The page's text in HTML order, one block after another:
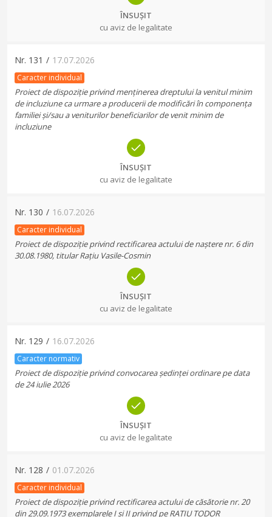
ÎNSUȘIT
cu aviz de legalitate
Nr. 131 / 17.07.2026
Caracter individual
Proiect de dispoziție privind menținerea dreptului la venitul minim
de incluziune ca urmare a producerii de modificări în componența
familiei și/sau a veniturilor beneficiarilor de venit minim de
incluziune
ÎNSUȘIT
cu aviz de legalitate
Nr. 130 / 16.07.2026
Caracter individual
Proiect de dispoziție privind rectificarea actului de naștere nr. 6 din
30.08.1980, titular Rațiu Vasile-Cosmin
ÎNSUȘIT
cu aviz de legalitate
Nr. 129 / 16.07.2026
Caracter normativ
Proiect de dispoziție privind convocarea ședinței ordinare pe data
de 24 iulie 2026
ÎNSUȘIT
cu aviz de legalitate
Nr. 128 / 01.07.2026
Caracter individual
Proiect de dispoziție privind rectificarea actului de căsătorie nr. 20
din 29.09.1973 exemplarele I și II privind pe RAȚIU TODOR